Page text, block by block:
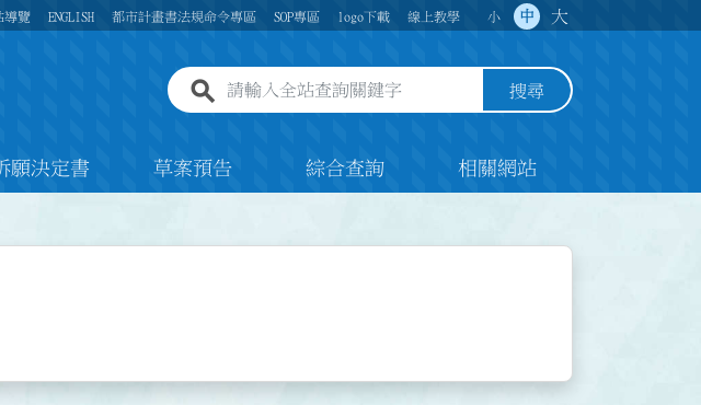
導覽 ENGLISH 都市計畫書法規命令專區 SOP專區 logo下載 線上教學 小 中 大
全站查詢關鍵字欄位 搜尋
願決定書 草案預告 綜合查詢 相關網站